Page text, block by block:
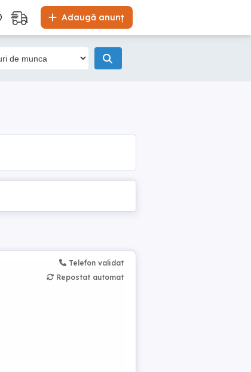
Adaugă anunț
Telefon validat
Repostat automat